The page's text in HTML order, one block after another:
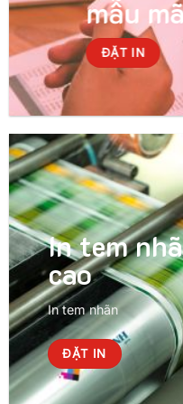
mẫu
ĐẶT IN
In tem
cao
In tem nhãn
ĐẶT IN